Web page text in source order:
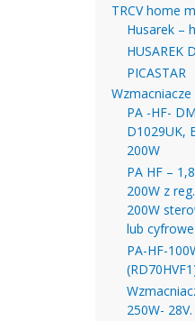
TRCV home
Husarek –
HUSAREK
PICASTAR
PA -HF-
D1029UK,
200W
PA HF –
200W z
200W
lub
PA-HF-
250W-